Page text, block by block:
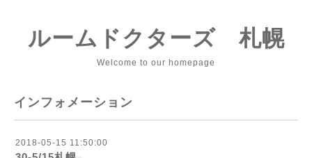
ルームドクターズ 札幌
Welcome to our homepage
インフォメーション
2018-05-15 11:50:00